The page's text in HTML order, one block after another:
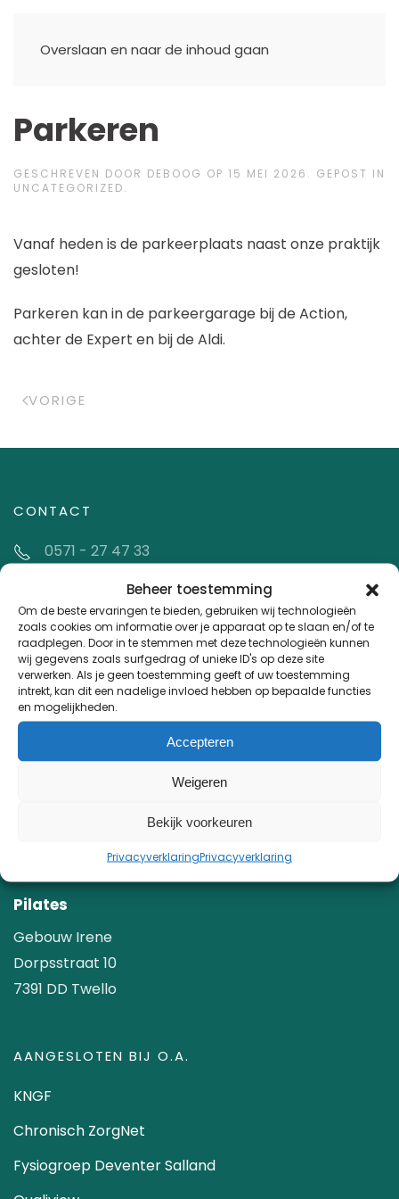
Beheer toestemming
Om de beste ervaringen te bieden, gebruiken wij technologieën
zoals cookies om informatie over je apparaat op te slaan en/of te
raadplegen. Door in te stemmen met deze technologieën kunnen
wij gegevens zoals surfgedrag of unieke ID's op deze site
verwerken. Als je geen toestemming geeft of uw toestemming
intrekt, kan dit een nadelige invloed hebben op bepaalde functies
en mogelijkheden.
Accepteren
Weigeren
Bekijk voorkeuren
PrivacyverklaringPrivacyverklaring
Overslaan en naar de inhoud gaan
Parkeren
GESCHREVEN DOOR DEBOOG OP 15 MEI 2026 . GEPOST IN
UNCATEGORIZED.
Vanaf heden is de parkeerplaats naast onze praktijk
gesloten!
Parkeren kan in de parkeergarage bij de Action,
achter de Expert en bij de Aldi.
VORIGE
CONTACT
0571 - 27 47 33
LOCATIES
Fysiotherapie
Duistervoordseweg 13
7391 TZ Twello
Pilates
Gebouw Irene
Dorpsstraat 10
7391 DD Twello
AANGESLOTEN BIJ O.A.
KNGF
Chronisch ZorgNet
Fysiogroep Deventer Salland